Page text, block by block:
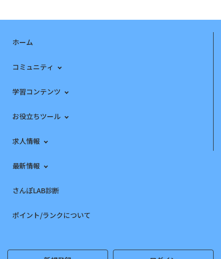
ホーム
コミュニティ
学習コンテンツ
お役立ちツール
求人情報
最新情報
さんぽLAB診断
ポイント/ランクについて